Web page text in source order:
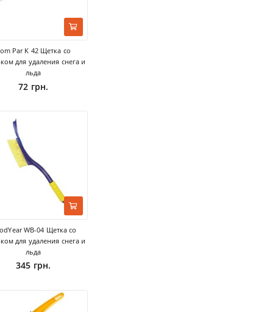
Par K 42 Щетка со
для удаления снега и
льда
72 грн.
WB-04 Щетка со
для удаления снега и
льда
345 грн.